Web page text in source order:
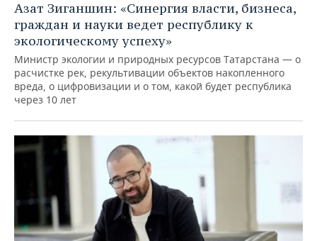
Азат Зиганшин: «Синергия власти, бизнеса,
граждан и науки ведет республику к
экологическому успеху»
Министр экологии и природных ресурсов Татарстана — о
расчистке рек, рекультивации объектов накопленного
вреда, о цифровизации и о том, какой будет республика
через 10 лет